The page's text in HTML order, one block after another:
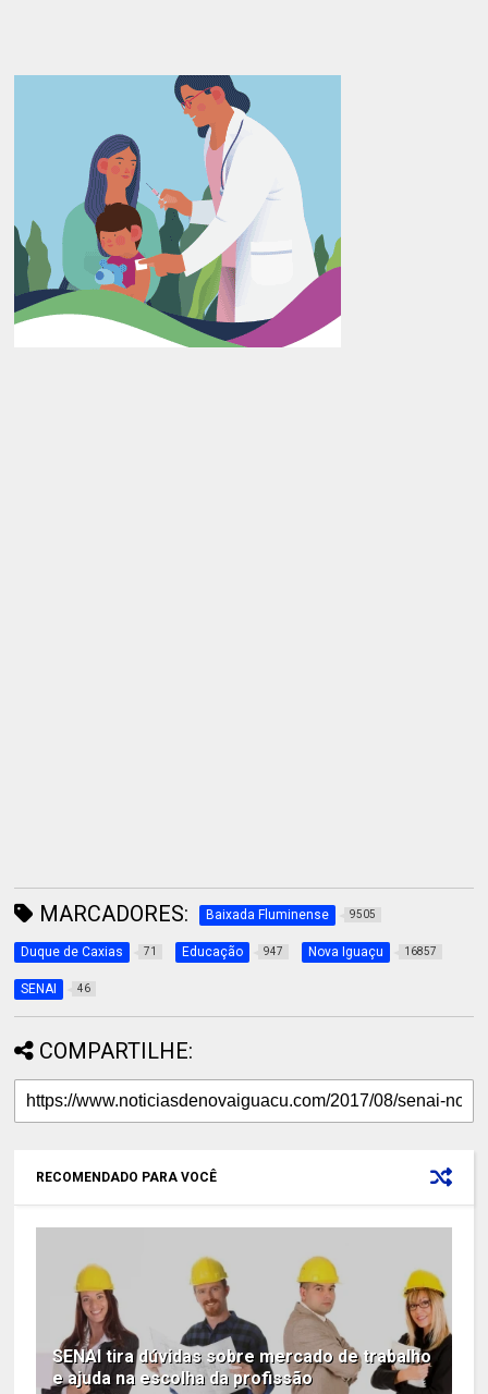
MARCADORES: Baixada Fluminense 9505
Duque de Caxias 71 Educação 947 Nova Iguaçu 16857
SENAI 46
COMPARTILHE:
RECOMENDADO PARA VOCÊ
SENAI tira dúvidas sobre mercado de trabalho
e ajuda na escolha da profissão